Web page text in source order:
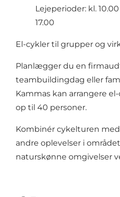
Lejeperioder: kl.
17.00
El-cykler til grupper og
Planlægger du en
teambuildingdag eller
Kammas kan arrangere
op til 40 personer.
Kombinér cykelturen
andre oplevelser i
naturskønne omgivelser